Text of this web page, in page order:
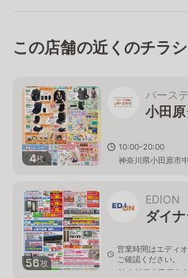
この店舗の近くのチラシ
4枚
バース
小田
10:00-20:00
神奈川県小田原市
56枚
EDION
ダイ
営業時間はエディ
ご確認ください。
神奈川県小田原市